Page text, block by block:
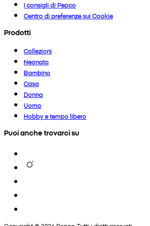
I consigli di Pepco
Centro di preferenze sui Cookie
Prodotti
Collezioni
Neonato
Bambino
Casa
Donna
Uomo
Hobby e tempo libero
Puoi anche trovarci su